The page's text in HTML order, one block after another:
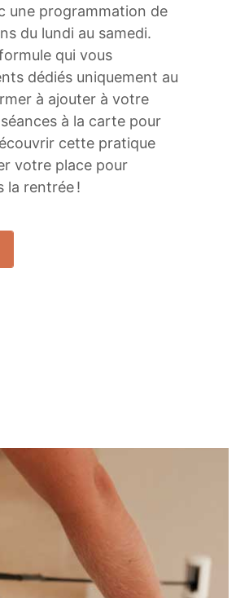
une programmation de
du lundi au samedi.
qui vous
dédiés uniquement au
à ajouter à votre
à la carte pour
cette pratique
votre place pour
la rentrée !